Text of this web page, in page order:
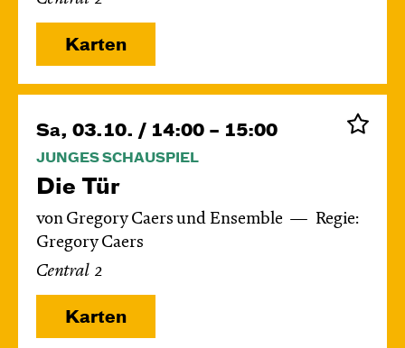
Karten
Sa, 03.10. / 14:00 – 15:00
JUNGES SCHAUSPIEL
Die Tür
von Gregory Caers und Ensemble
Regie:
Gregory Caers
Central 2
Karten